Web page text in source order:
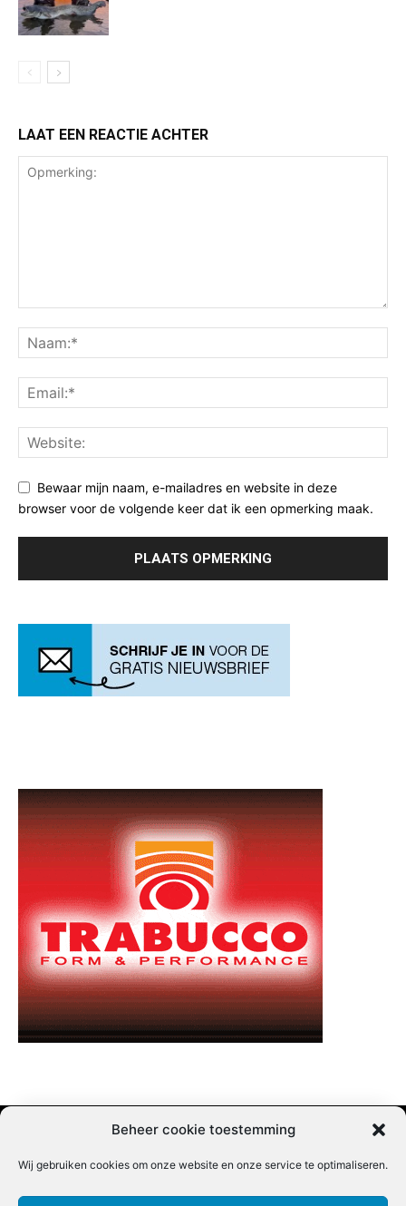
Beheer cookie toestemming
Wij gebruiken cookies om onze website en onze service te optimaliseren.
LAAT EEN REACTIE ACHTER
Bewaar mijn naam, e-mailadres en website in deze
browser voor de volgende keer dat ik een opmerking maak.